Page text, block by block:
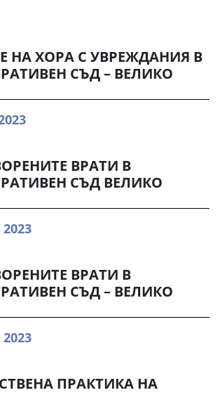
НА ХОРА С УВРЕЖДАНИЯ В
СЪД – ВЕЛИКО
ВРАТИ В
СЪД ВЕЛИКО
ВРАТИ В
СЪД – ВЕЛИКО
ПРАКТИКА НА